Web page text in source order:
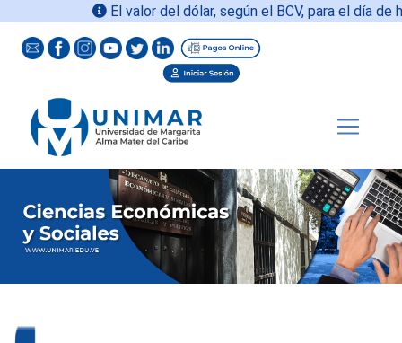
El valor del dólar, según el BCV, para el día de